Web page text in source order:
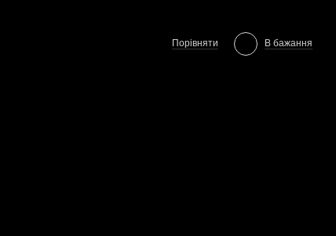
Порівняти В бажання